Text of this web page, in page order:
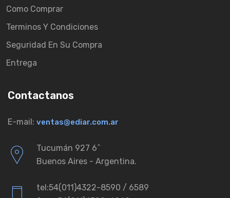
Como Comprar
Terminos Y Condiciones
Seguridad En Su Compra
Entrega
Contactanos
E-mail: ventas@ediar.com.ar
Tucumán 927 6ˆ
Buenos Aires - Argentina.
tel:54(011)4322-8590 / 6589